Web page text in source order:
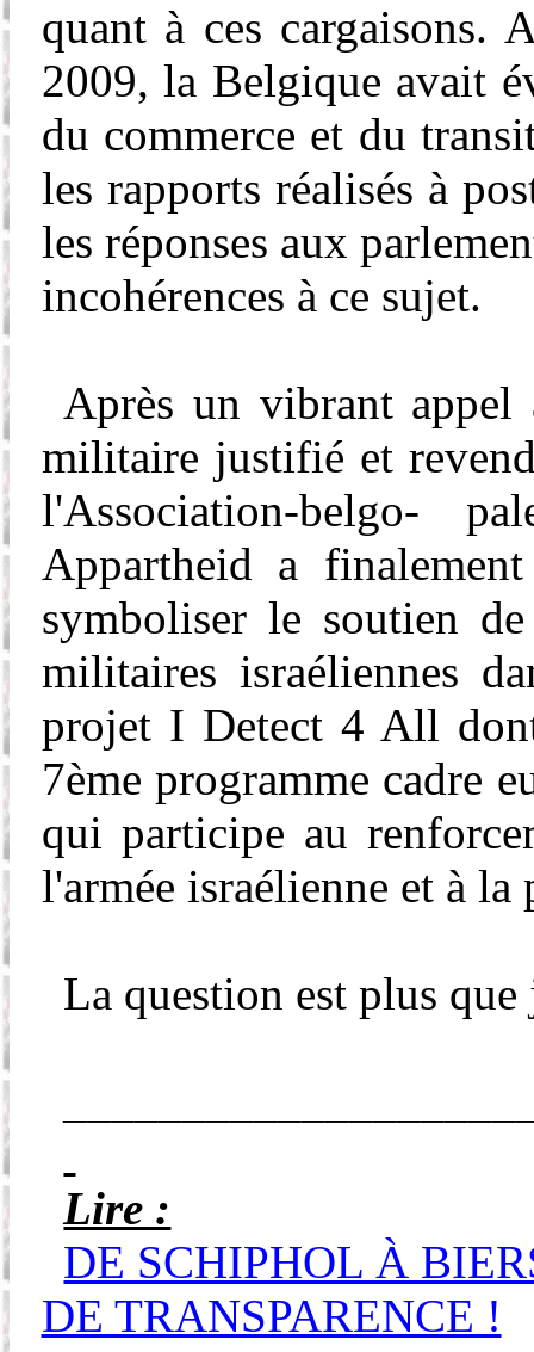
quant à ces cargaisons.
2009, la Belgique avait
du commerce et du
les rapports réalisés à
les réponses aux
incohérences à ce sujet.
Après un vibrant appel
militaire justifié et
l'Association-belgo-
Appartheid a
symboliser le soutien
militaires israéliennes
projet I Detect4 All dont
7ème programme cadre
qui participe au
l'armée israélienne et à
La question est plus
Lire :
DE SCHIPHOL À
DE TRANSPARENCE !